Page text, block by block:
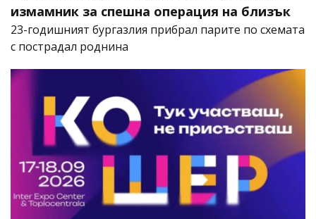
измамник за спешна операция на близък
23-годишният бургазлия прибрал парите по схемата
с пострадал роднина